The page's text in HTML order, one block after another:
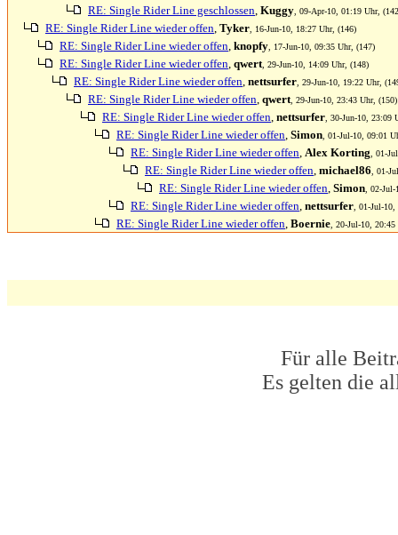
RE: Single Rider Line geschlossen, Kuggy , 09-Apr-10, 01:19 Uhr,
RE: Single Rider Line wieder offen, Tyker , 16-Jun-10, 18:27 Uhr, (146)
RE: Single Rider Line wieder offen, knopfy , 17-Jun-10, 09:35 Uhr, (147)
RE: Single Rider Line wieder offen, qwert , 29-Jun-10, 14:09 Uhr, (148)
RE: Single Rider Line wieder offen, nettsurfer , 29-Jun-10, 19:22 Uhr,
RE: Single Rider Line wieder offen, qwert , 29-Jun-10, 23:43 Uhr, (150)
RE: Single Rider Line wieder offen, nettsurfer , 30-Jun-10, 23:09
RE: Single Rider Line wieder offen, Simon , 01-Jul-10, 09:01
RE: Single Rider Line wieder offen, Alex Korting , 01-
RE: Single Rider Line wieder offen, michael86 , 01-
RE: Single Rider Line wieder offen, Simon , 02-
RE: Single Rider Line wieder offen, nettsurfer , 01-Jul-
RE: Single Rider Line wieder offen, Boernie , 20-Jul-10,
Für alle
Es gelten die